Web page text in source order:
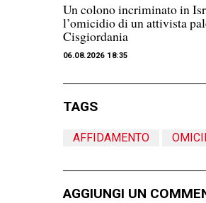
Un colono incriminato in
l’omicidio di un attivista
Cisgiordania
06.08.2026 18:35
TAGS
AFFIDAMENTO
AGGIUNGI UN